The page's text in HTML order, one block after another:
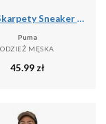
Puma Skarpety Sneaker 93531502
Puma
ODZIEŻ MĘSKA
45.99 zł